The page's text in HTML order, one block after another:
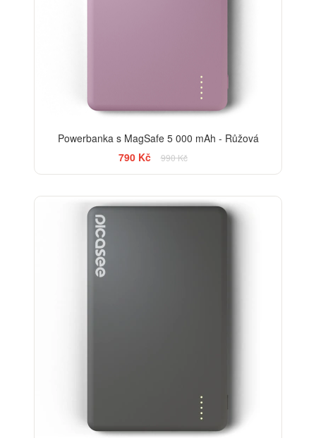
Powerbanka s MagSafe 5 000 mAh - Růžová
790 Kč
990 Kč